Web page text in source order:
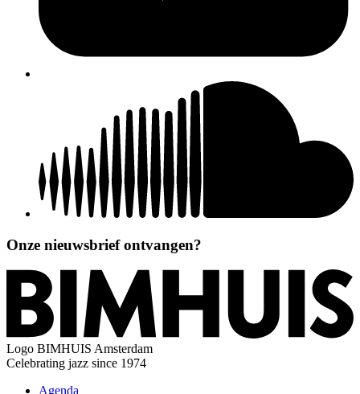
Onze nieuwsbrief ontvangen?
Logo BIMHUIS Amsterdam
Celebrating jazz since 1974
Agenda